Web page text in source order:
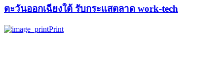
ตะวันออกเฉียงใต้ รับกระแสตลาด work-tech
Print